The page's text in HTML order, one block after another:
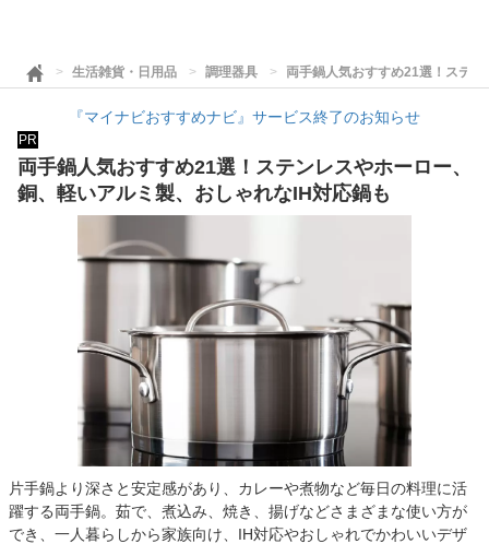
生活雑貨・日用品 調理器具 両手鍋人気おすすめ21選！ステ
『マイナビおすすめナビ』サービス終了のお知らせ
PR
両手鍋人気おすすめ21選！ステンレスやホーロー、
銅、軽いアルミ製、おしゃれなIH対応鍋も
片手鍋より深さと安定感があり、カレーや煮物など毎日の料理に活
躍する両手鍋。茹で、煮込み、焼き、揚げなどさまざまな使い方が
でき、一人暮らしから家族向け、IH対応やおしゃれでかわいいデザ